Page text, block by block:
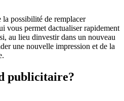
possibilité de remplacer
vous permet dactualiser rapidement
au lieu dinvestir dans un nouveau
une nouvelle impression et de la
publicitaire?